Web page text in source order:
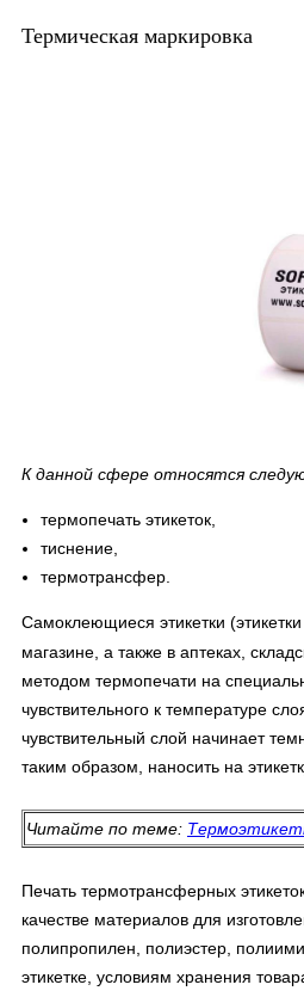
Термическая маркировка
К данной сфере относятся
термопечать этикеток,
тиснение,
термотрансфер.
Самоклеющиеся этикетки (этикетки
магазине, а также в аптеках,
методом термопечати на
чувствительного к температуре
чувствительный слой начинает
таким образом, наносить на
Читайте по теме:
Печать термотрансферных
качестве материалов для
полипропилен, полиэстер,
этикетке, условиям хранения